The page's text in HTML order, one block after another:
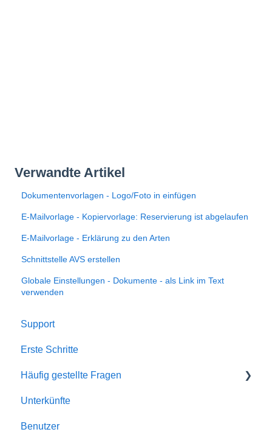
Verwandte Artikel
Dokumentenvorlagen - Logo/Foto in einfügen
E-Mailvorlage - Kopiervorlage: Reservierung ist abgelaufen
E-Mailvorlage - Erklärung zu den Arten
Schnittstelle AVS erstellen
Globale Einstellungen - Dokumente - als Link im Text
verwenden
Support
Erste Schritte
Häufig gestellte Fragen
Account
Allgemein
Unterkünfte
Benutzer